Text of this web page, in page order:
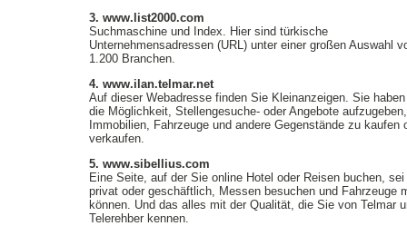
3. www.list2000.com
Suchmaschine und Index. Hier sind türkische
Unternehmensadressen (URL) unter einer großen Auswahl
1.200 Branchen.
4. www.ilan.telmar.net
Auf dieser Webadresse finden Sie Kleinanzeigen. Sie
die Möglichkeit, Stellengesuche- oder Angebote aufzugeben,
Immobilien, Fahrzeuge und andere Gegenstände zu kaufen
verkaufen.
5. www.sibellius.com
Eine Seite, auf der Sie online Hotel oder Reisen buchen,
privat oder geschäftlich, Messen besuchen und Fahrzeuge
können. Und das alles mit der Qualität, die Sie von Telmar
Telerehber kennen.